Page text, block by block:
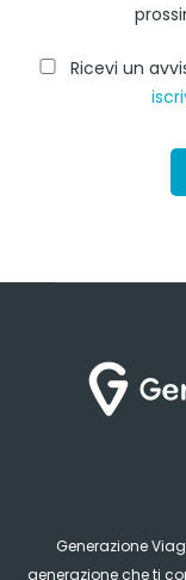
Ricevi un
Generazione
generazione che ti